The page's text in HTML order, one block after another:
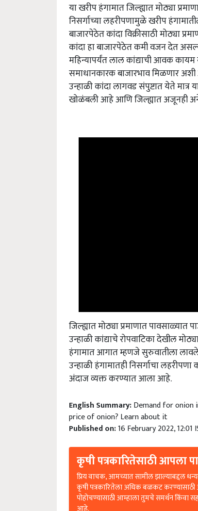
या खरीप हंगामात जिल्ह्यात मोठ्या
निसर्गाच्या लहरीपणामुळे खरीप
बाजारपेठेत कांदा विक्रीसाठी मोठ्या
कांदा हा बाजारपेठेत कमी वजन देत
महिन्यापर्यंत लाल कांद्याची आवक
समाधानकारक बाजारभाव मिळणार अशी
उन्हाळी कांदा लागवड संपुष्टात येते
खोळंबली आहे आणि जिल्ह्यात अजूनही
जिल्ह्यात मोठ्या प्रमाणात
उन्हाळी कांद्याचे रोपवाटिका देखील
हंगामात आगात म्हणजे सुरुवातीला
उन्हाळी हंगामातही निसर्गाचा
अंदाज व्यक्त करण्यात आला आहे.
English Summary: Demand for onion
price of onion? Learn about it
Published on:16 February 2022, 12:01
कृषी पत्रकारितेसाठी आपला
प्रिय वाचक, आमच्यात सामील झाल्याबद्दल
कृषी पत्रकारितेला अधिक बळकट
पोहोचण्यासाठी आम्हाला तुमचे समर्थन
आहे.